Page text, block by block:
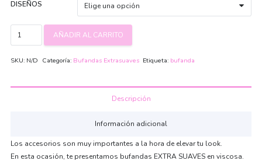
DISEÑOS
Viscosa
suaves
AÑADIR AL CARRITO
SKU: N/D Categoría: Bufandas Extrasuaves Etiqueta: bufanda
Descripción
Información adicional
Los accesorios son muy importantes a la hora de elevar tu look.
En esta ocasión, te presentamos bufandas EXTRA SUAVES en viscosa.